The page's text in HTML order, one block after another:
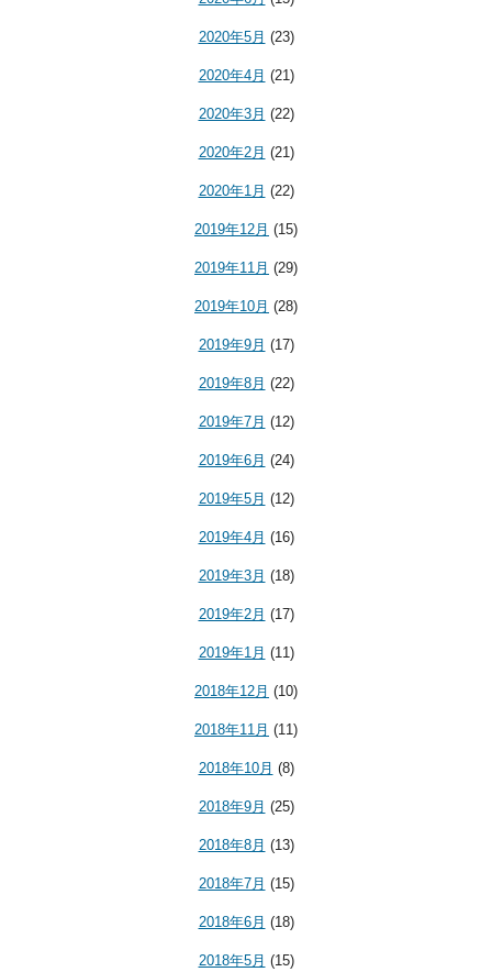
2020年5月 (23)
2020年4月 (21)
2020年3月 (22)
2020年2月 (21)
2020年1月 (22)
2019年12月 (15)
2019年11月 (29)
2019年10月 (28)
2019年9月 (17)
2019年8月 (22)
2019年7月 (12)
2019年6月 (24)
2019年5月 (12)
2019年4月 (16)
2019年3月 (18)
2019年2月 (17)
2019年1月 (11)
2018年12月 (10)
2018年11月 (11)
2018年10月 (8)
2018年9月 (25)
2018年8月 (13)
2018年7月 (15)
2018年6月 (18)
2018年5月 (15)